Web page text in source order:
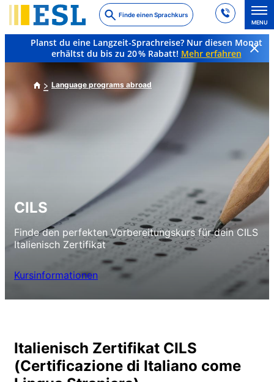
to
main
content
Finde einen Sprachkurs
MENU
Planst du eine Langzeit-Sprachreise? Nur diesen Monat
erhältst du bis zu 20 % Rabatt! Mehr erfahren
Language programs abroad
CILS
Finde den perfekten Vorbereitungskurs für dein CILS
Italienisch Zertifikat
Kursinformationen
Italienisch Zertifikat CILS
(Certificazione di Italiano come